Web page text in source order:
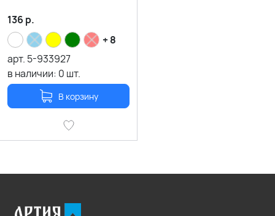
136 р.
+ 8
арт. 5-933927
в наличии: 0 шт.
В корзину